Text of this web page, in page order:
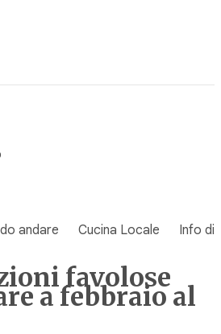
andare Cucina Locale Info di
favolose
a febbraio al